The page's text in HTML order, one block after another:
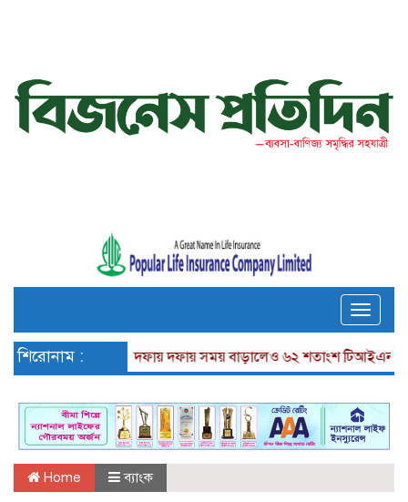
Toggle
শিরোনাম : দফায় দফায় সময় বাড়ালেও ৬২ শতাংশ টিআইএনধারী
Home ব্যাংক